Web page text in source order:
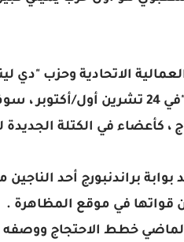
الاتحادية وحزب "دي
حقوق المثليين ومجموعات أخرى أصغر، إنه "في 24
، كأعضاء في الكتلة
براندنبورج أحد الناجين
الماضي خطط الاحتجاج